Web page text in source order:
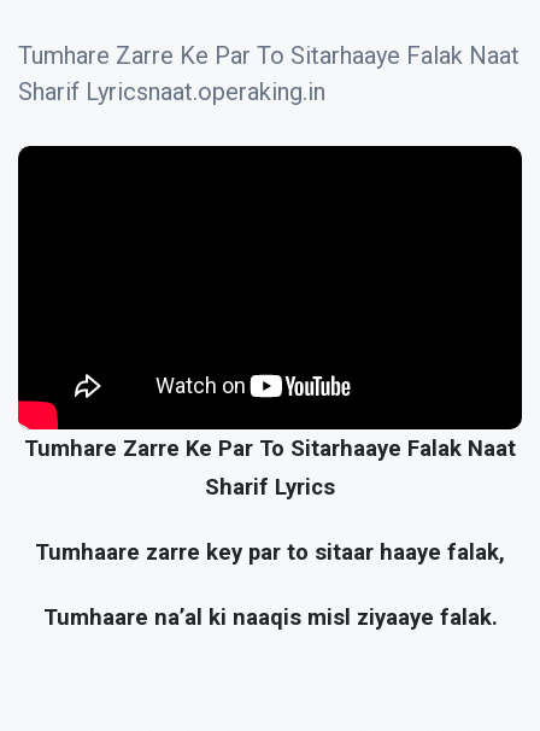
Tumhare Zarre Ke Par To Sitarhaaye Falak Naat
Sharif Lyricsnaat.operaking.in
Tumhare Zarre Ke Par To Sitarhaaye Falak Naat
Sharif Lyrics
Tumhaare zarre key par to sitaar haaye falak,
Tumhaare na’al ki naaqis misl ziyaaye falak.